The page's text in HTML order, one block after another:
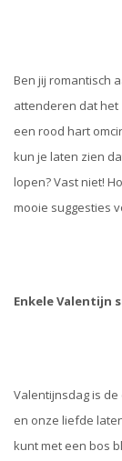
Ben jij romantisch
attenderen dat het
een rood hart
kun je laten zien
lopen? Vast niet!
mooie suggesties
Enkele Valentijn
Valentijnsdag is
en onze liefde
kunt met een bos